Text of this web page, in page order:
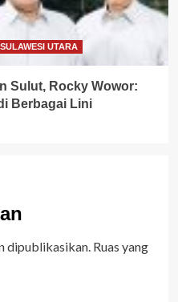
SULAWESI UTARA
Sulut, Rocky Wowor:
Berbagai Lini
dipublikasikan. Ruas yang